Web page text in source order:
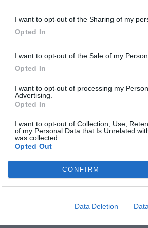
I want to opt-out of the Sharing of my
Opted In
I want to opt-out of the Sale of my
Opted In
I want to opt-out of processing my
Advertising.
Opted In
I want to opt-out of Collection, Use,
of my Personal Data that Is Unrelated
was collected.
Opted Out
CONFIRM
Data Deletion
United
Borussia